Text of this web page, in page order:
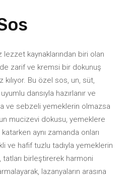
lezzet kaynaklarından biri olan
zarif ve kremsi bir dokunuş
kılıyor. Bu özel sos, un, süt,
dansıyla hazırlanır ve
ve sebzeli yemeklerin olmazsa
mucizevi dokusu, yemeklere
aynı zamanda onları
ve hafif tuzlu tadıyla yemeklerin
birleştirerek harmoni
lazanyaların arasına